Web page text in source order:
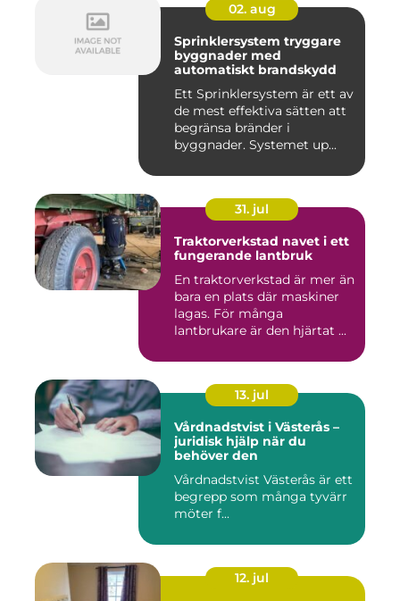
02. aug
Sprinklersystem tryggare
byggnader med
automatiskt brandskydd
Ett Sprinklersystem är ett av
de mest effektiva sätten att
begränsa bränder i
byggnader. Systemet up...
31. jul
Traktorverkstad navet i ett
fungerande lantbruk
En traktorverkstad är mer än
bara en plats där maskiner
lagas. För många
lantbrukare är den hjärtat ...
13. jul
Vårdnadstvist i Västerås –
juridisk hjälp när du
behöver den
Vårdnadstvist Västerås är ett
begrepp som många tyvärr
möter f...
12. jul